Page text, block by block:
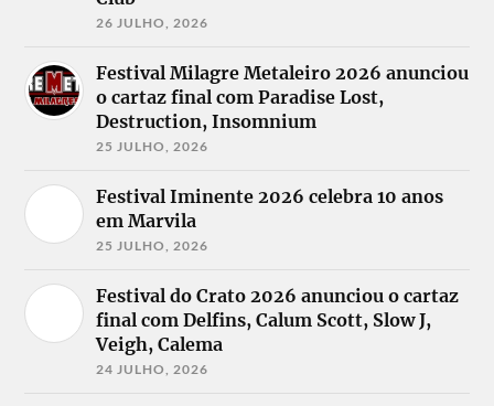
26 JULHO, 2026
Festival Milagre Metaleiro 2026 anunciou
o cartaz final com Paradise Lost,
Destruction, Insomnium
25 JULHO, 2026
Festival Iminente 2026 celebra 10 anos
em Marvila
25 JULHO, 2026
Festival do Crato 2026 anunciou o cartaz
final com Delfins, Calum Scott, Slow J,
Veigh, Calema
24 JULHO, 2026